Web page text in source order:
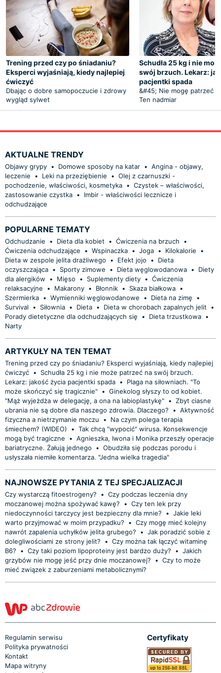
Trening przed czy po śniadaniu?
Eksperci wyjaśniają, kiedy najlepiej
ćwiczyć
Dbając o dobre samopoczucie i zdrowy
wygląd sylwet
Schudła 25 kg i nie
swój brzuch. Lekarz:
pacjentki spada
&#45; Nie mogę patrzeć
Ten nadmiar
AKTUALNE TRENDY
Objawy grypy • Domowe sposoby na katar • Angina - objawy,
leczenie
• Leki na przeziębienie • Olej z czarnuszki -
pochodzenie, właściwości, kosmetyka • Czystek – właściwości,
zastosowanie czystka •
Imbir - właściwości lecznicze i
odchudzające
POPULARNE TEMATY
Odchudzanie • Dieta dla kobiet • Ćwiczenia na brzuch
•
Ćwiczenia odchudzające
• Wspinaczka • Joga • Kilokalorie
•
Dieta w zespole jelita drażliwego
• Efekt jojo •
Dieta
oczyszczająca • Sporty zimowe • Dieta węglowodanowa •
Diety
dla alergików
• Mięso • Suplementy diety • Ćwiczenia
relaksacyjne
• Makarony • Błonnik • Skaza białkowa •
Szermierka • Wymienniki węglowodanowe • Dieta na zimę
•
Survival
• Siłownia • Dieta • Dieta w chorobach zapalnych jelit
•
Porady dietetyczne dla odchudzających się
• Dieta trzustkowa •
Narty
ARTYKUŁY NA TEN TEMAT
Trening przed czy po śniadaniu? Eksperci wyjaśniają, kiedy najlepiej
ćwiczyć •
Schudła 25 kg i nie może patrzeć na swój brzuch.
Lekarz: jakość życia pacjentki spada •
Plaga na siłowniach. "To
może skończyć się tragicznie" • Ginekolog słyszy to od kobiet.
"Mąż wyjeżdża w delegację, a ona na labioplastykę" • Zbyt ciasne
ubrania nie są dobre dla naszego zdrowia. Dlaczego?
• Aktywność
fizyczna a nietrzymanie moczu
•
Na czym polega terapia
śmiechem? (WIDEO)
• Tak chcą "wypocić" wirusa. Konsekwencje
mogą być tragiczne
• Agnieszka, Iwona i Monika przeszły operacje
bariatryczne. Żałują jednego
• Obudziła się podczas porodu i
usłyszała niemiłe komentarza. "Jedna wielka tragedia"
NAJNOWSZE PYTANIA Z TEJ SPECJALIZACJI
Czy wystarczą fitoestrogeny? • Czy podczas leczenia dny
moczanowej można spożywać kawę?
• Czy ten lek przy
niedoczynności tarczycy jest bezpieczny dla mnie?
• Jakie leki
warto przyjmować w moim przypadku?
• Czy mogę mieć kolejny
nawrót zapalenia uchyłków jelita grubego?
• Jak poradzić sobie z
dolegliwościami ze strony jelit?
• Czy można tak łączyć witaminę
B6?
• Czy taki poziom lipoproteiny jest bardzo duży? • Jakich
grzybów nie mogę jeść przy dnie moczanowej?
• Czy to może
mieć związek z zaburzeniami metabolicznymi?
Regulamin serwisu
Polityka prywatności
Kontakt
Mapa witryny
Certyfikaty